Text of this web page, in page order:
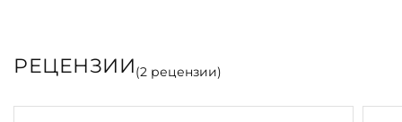
РЕЦЕНЗИИ(2 рецензии)